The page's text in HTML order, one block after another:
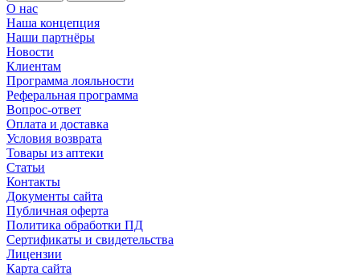
О нас
Наша концепция
Наши партнёры
Новости
Клиентам
Программа лояльности
Реферальная программа
Вопрос-ответ
Оплата и доставка
Условия возврата
Товары из аптеки
Статьи
Контакты
Документы сайта
Публичная оферта
Политика обработки ПД
Сертификаты и свидетельства
Лицензии
Карта сайта